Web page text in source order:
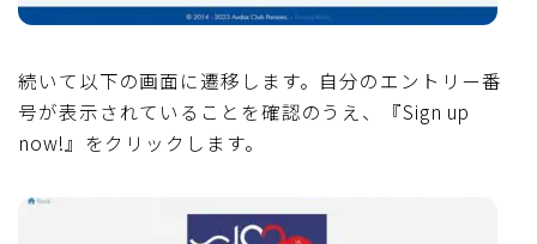
続いて以下の画面に遷移します。自分のエントリー番
号が表示されていることを確認のうえ、『Sign up
now!』をクリックします。